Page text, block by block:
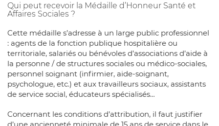
Qui peut recevoir la Médaille d’Honneur Santé et
Affaires Sociales ?
Cette médaille s’adresse à un large public professionnel
: agents de la fonction publique hospitalière ou
territoriale, salariés ou bénévoles d’associations d’aide à
la personne / de structures sociales ou médico-sociales,
personnel soignant (infirmier, aide-soignant,
psychologue, etc.) et aux travailleurs sociaux, assistants
de service social, éducateurs spécialisés…
Concernant les conditions d’attribution, il faut justifier